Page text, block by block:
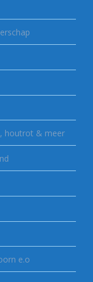
houtrot & meer
e.o